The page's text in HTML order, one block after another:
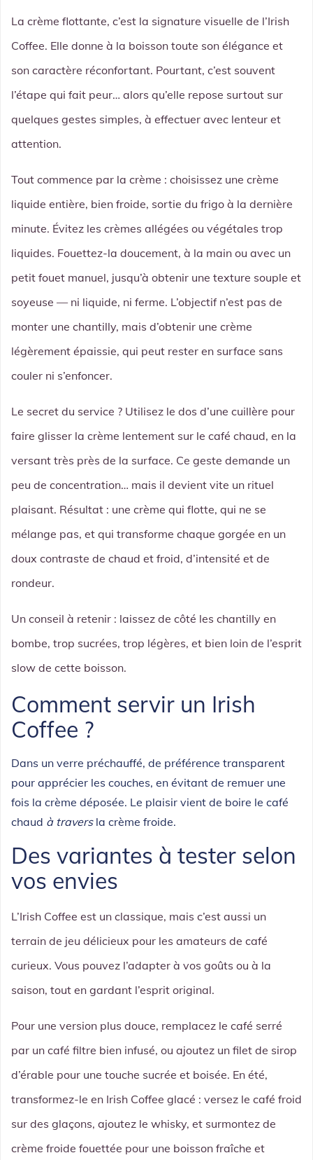
La crème flottante, c’est la signature visuelle de l’Irish
Coffee. Elle donne à la boisson toute son élégance et
son caractère réconfortant. Pourtant, c’est souvent
l’étape qui fait peur… alors qu’elle repose surtout sur
quelques gestes simples, à effectuer avec lenteur et
attention.
Tout commence par la crème : choisissez une crème
liquide entière, bien froide, sortie du frigo à la dernière
minute. Évitez les crèmes allégées ou végétales trop
liquides. Fouettez-la doucement, à la main ou avec un
petit fouet manuel, jusqu’à obtenir une texture souple et
soyeuse — ni liquide, ni ferme. L’objectif n’est pas de
monter une chantilly, mais d’obtenir une crème
légèrement épaissie, qui peut rester en surface sans
couler ni s’enfoncer.
Le secret du service ? Utilisez le dos d’une cuillère pour
faire glisser la crème lentement sur le café chaud, en la
versant très près de la surface. Ce geste demande un
peu de concentration… mais il devient vite un rituel
plaisant. Résultat : une crème qui flotte, qui ne se
mélange pas, et qui transforme chaque gorgée en un
doux contraste de chaud et froid, d’intensité et de
rondeur.
Un conseil à retenir : laissez de côté les chantilly en
bombe, trop sucrées, trop légères, et bien loin de l’esprit
slow de cette boisson.
Comment servir un Irish
Coffee ?
Dans un verre préchauffé, de préférence transparent
pour apprécier les couches, en évitant de remuer une
fois la crème déposée. Le plaisir vient de boire le café
chaud à traversla crème froide.
Des variantes à tester selon
vos envies
L’Irish Coffee est un classique, mais c’est aussi un
terrain de jeu délicieux pour les amateurs de café
curieux. Vous pouvez l’adapter à vos goûts ou à la
saison, tout en gardant l’esprit original.
Pour une version plus douce, remplacez le café serré
par un café filtre bien infusé, ou ajoutez un filet de sirop
d’érable pour une touche sucrée et boisée. En été,
transformez-le en Irish Coffee glacé : versez le café froid
sur des glaçons, ajoutez le whisky, et surmontez de
crème froide fouettée pour une boisson fraîche et